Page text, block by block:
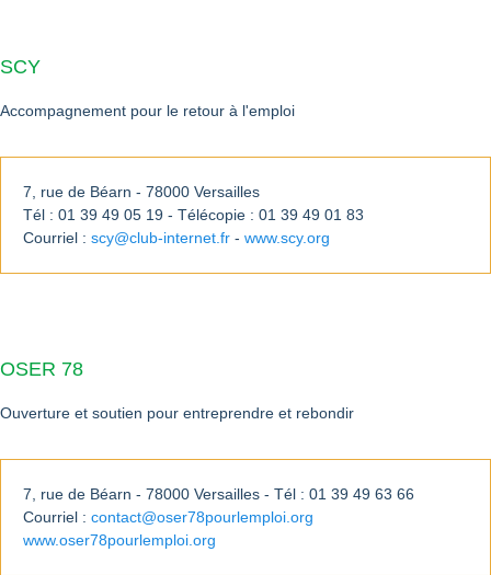
SCY
Accompagnement pour le retour à l'emploi
7, rue de Béarn - 78000 Versailles
Tél : 01 39 49 05 19 - Télécopie : 01 39 49 01 83
Courriel : scy@club-internet.fr - www.scy.org
OSER 78
Ouverture et soutien pour entreprendre et rebondir
7, rue de Béarn - 78000 Versailles - Tél : 01 39 49 63 66
Courriel : contact@oser78pourlemploi.org
www.oser78pourlemploi.org